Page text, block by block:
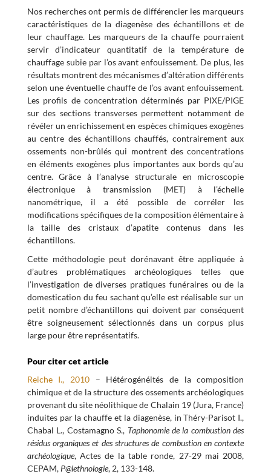
Nos recherches ont permis de différencier les marqueurs
caractéristiques de la diagenèse des échantillons et de
leur chauffage. Les marqueurs de la chauffe pourraient
servir d’indicateur quantitatif de la température de
chauffage subie par l’os avant enfouissement. De plus, les
résultats montrent des mécanismes d’altération différents
selon une éventuelle chauffe de l’os avant enfouissement.
Les profils de concentration déterminés par PIXE/PIGE
sur des sections transverses permettent notamment de
révéler un enrichissement en espèces chimiques exogènes
au centre des échantillons chauffés, contrairement aux
ossements non-brûlés qui montrent des concentrations
en éléments exogènes plus importantes aux bords qu’au
centre. Grâce à l’analyse structurale en microscopie
électronique à transmission (MET) à l’échelle
nanométrique, il a été possible de corréler les
modifications spécifiques de la composition élémentaire à
la taille des cristaux d’apatite contenus dans les
échantillons.
Cette méthodologie peut dorénavant être appliquée à
d’autres problématiques archéologiques telles que
l’investigation de diverses pratiques funéraires ou de la
domestication du feu sachant qu’elle est réalisable sur un
petit nombre d’échantillons qui doivent par conséquent
être soigneusement sélectionnés dans un corpus plus
large pour être représentatifs.
Pour citer cet article
Reiche I., 2010 – Hétérogénéités de la composition
chimique et de la structure des ossements archéologiques
provenant du site néolithique de Chalain 19 (Jura, France)
induites par la chauffe et la diagenèse, in Théry-Parisot I.,
Chabal L., Costamagno S., Taphonomie de la combustion des
résidus organiques et des structures de combustion en contexte
archéologique, Actes de la table ronde, 27-29 mai 2008,
CEPAM, P@lethnologie, 2, 133-148.